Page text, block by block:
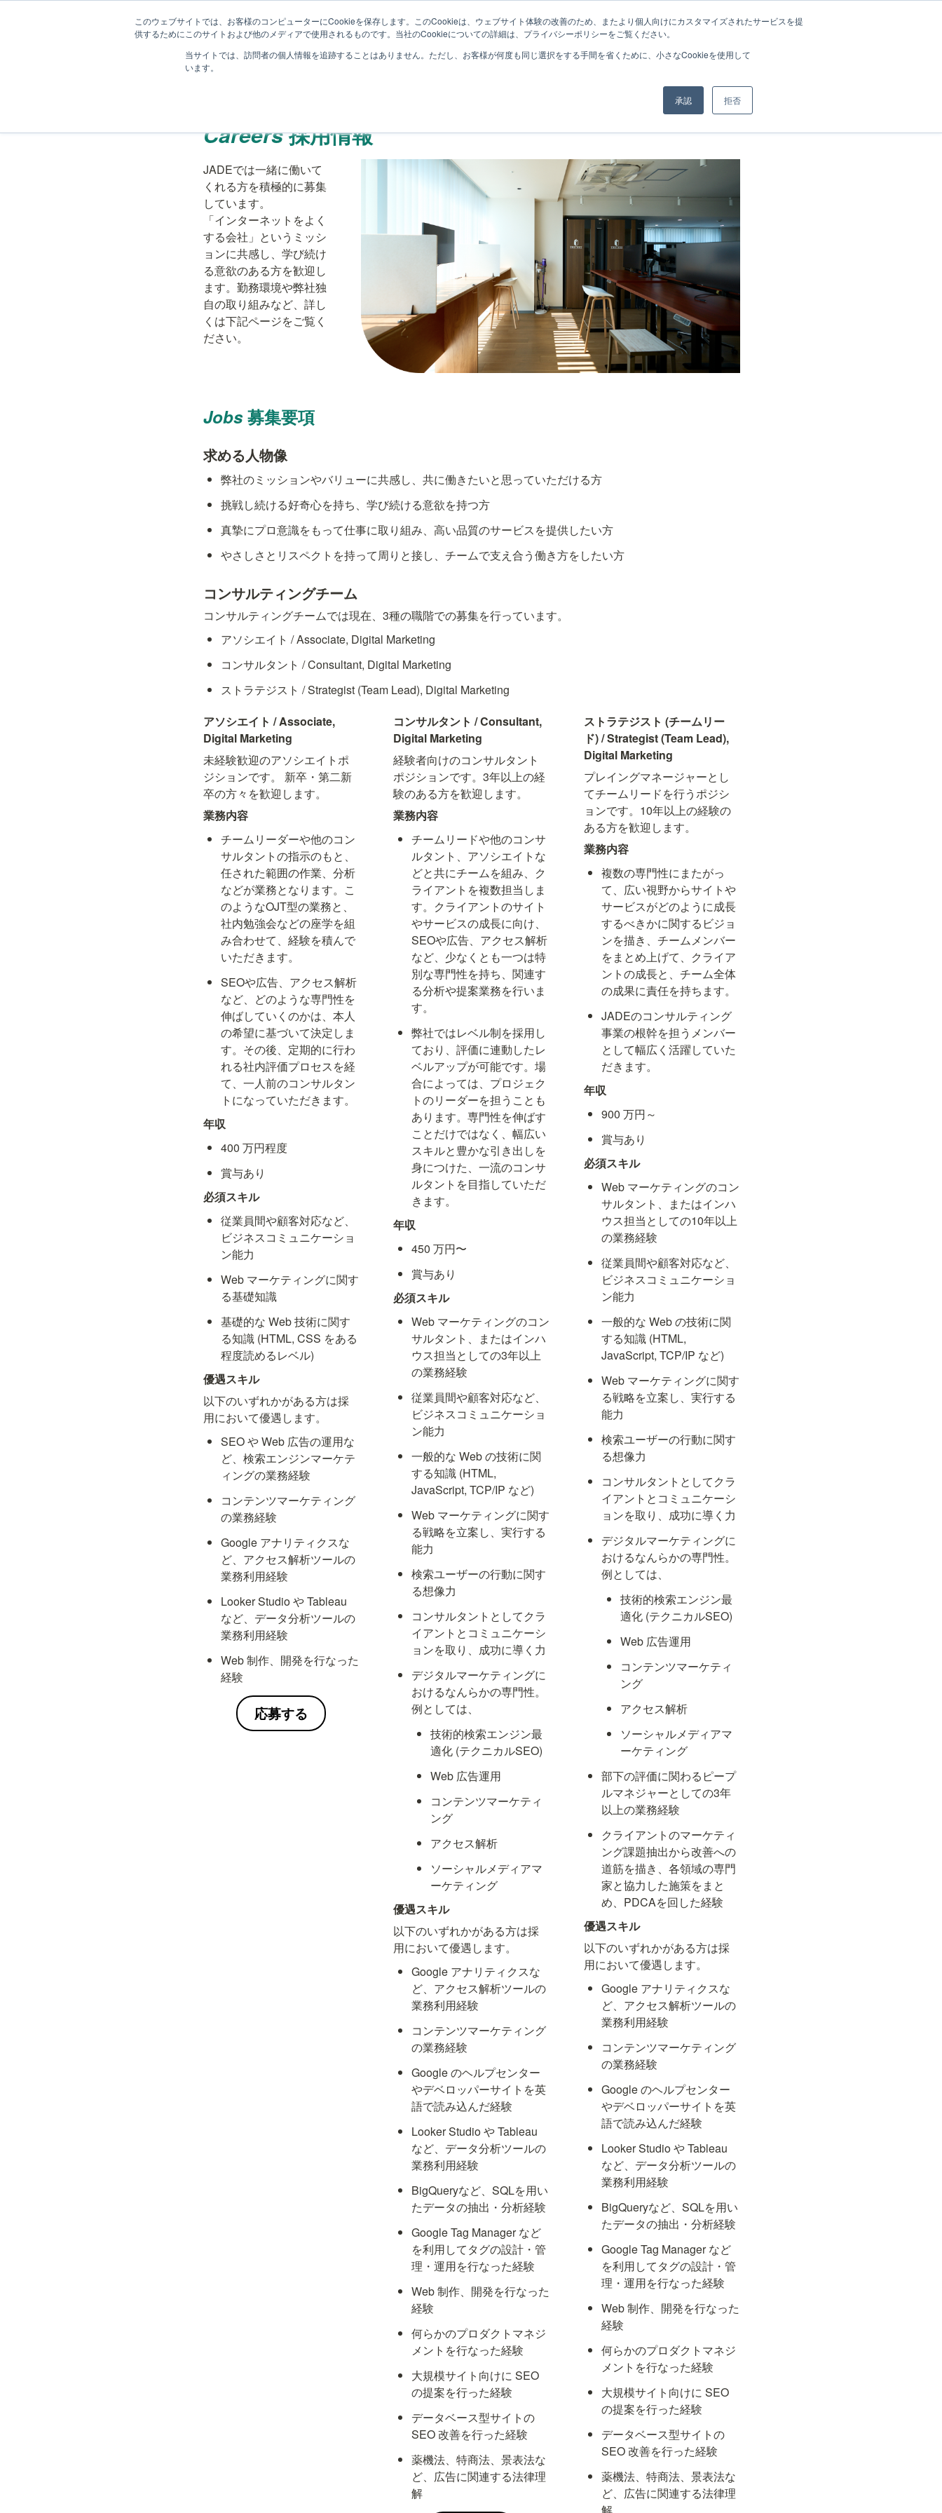
このウェブサイトでは、お客様のコンピューターにCookieを保存します。このCookieは、ウェブサイト体験の改善のため、またより個人向けにカスタマイズされたサービスを提
供するためにこのサイトおよび他のメディアで使用されるものです。当社のCookieについての詳細は、プライバシーポリシーをご覧ください。
当サイトでは、訪問者の個人情報を追跡することはありません。ただし、お客様が何度も同じ選択をする手間を省くために、小さなCookieを使用して
います。
承認 拒否
会社概要 サービス 事例紹介 チーム 採用情報 ナレッジ ニュース
採用情報
Careers 採用情報
JADEでは一緒に働いて
くれる方を積極的に募集
しています。
「インターネットをよく
する会社」というミッシ
ョンに共感し、学び続け
る意欲のある方を歓迎し
ます。勤務環境や弊社独
自の取り組みなど、詳し
くは下記ページをご覧く
ださい。
Jobs 募集要項
求める人物像
弊社のミッションやバリューに共感し、共に働きたいと思っていただける方
挑戦し続ける好奇心を持ち、学び続ける意欲を持つ方
真摯にプロ意識をもって仕事に取り組み、高い品質のサービスを提供したい方
やさしさとリスペクトを持って周りと接し、チームで支え合う働き方をしたい方
コンサルティングチーム
コンサルティングチームでは現在、3種の職階での募集を行っています。
アソシエイト / Associate, Digital Marketing
コンサルタント / Consultant, Digital Marketing
ストラテジスト / Strategist (Team Lead), Digital Marketing
アソシエイト / Associate,
Digital Marketing
未経験歓迎のアソシエイトポ
ジションです。 新卒・第二新
卒の方々を歓迎します。
業務内容
チームリーダーや他のコン
サルタントの指示のもと、
任された範囲の作業、分析
などが業務となります。こ
のようなOJT型の業務と、
社内勉強会などの座学を組
み合わせて、経験を積んで
いただきます。
SEOや広告、アクセス解析
など、どのような専門性を
伸ばしていくのかは、本人
の希望に基づいて決定しま
す。その後、定期的に行わ
れる社内評価プロセスを経
て、一人前のコンサルタン
トになっていただきます。
年収
400 万円程度
賞与あり
必須スキル
従業員間や顧客対応など、
ビジネスコミュニケーショ
ン能力
Web マーケティングに関す
る基礎知識
基礎的な Web 技術に関す
る知識 (HTML, CSS をある
程度読めるレベル)
優遇スキル
以下のいずれかがある方は採
用において優遇します。
SEO や Web 広告の運用な
ど、検索エンジンマーケテ
ィングの業務経験
コンテンツマーケティング
の業務経験
Google アナリティクスな
ど、アクセス解析ツールの
業務利用経験
Looker Studio や Tableau
など、データ分析ツールの
業務利用経験
Web 制作、開発を行なった
経験
応募する
コンサルタント / Consultant,
Digital Marketing
経験者向けのコンサルタント
ポジションです。3年以上の経
験のある方を歓迎します。
業務内容
チームリードや他のコンサ
ルタント、アソシエイトな
どと共にチームを組み、ク
ライアントを複数担当しま
す。クライアントのサイト
やサービスの成長に向け、
SEOや広告、アクセス解析
など、少なくとも一つは特
別な専門性を持ち、関連す
る分析や提案業務を行いま
す。
弊社ではレベル制を採用し
ており、評価に連動したレ
ベルアップが可能です。場
合によっては、プロジェク
トのリーダーを担うことも
あります。専門性を伸ばす
ことだけではなく、幅広い
スキルと豊かな引き出しを
身につけた、一流のコンサ
ルタントを目指していただ
きます。
年収
450 万円〜
賞与あり
必須スキル
Web マーケティングのコン
サルタント、またはインハ
ウス担当としての3年以上
の業務経験
従業員間や顧客対応など、
ビジネスコミュニケーショ
ン能力
一般的な Web の技術に関
する知識 (HTML,
JavaScript, TCP/IP など)
Web マーケティングに関す
る戦略を立案し、実行する
能力
検索ユーザーの行動に関す
る想像力
コンサルタントとしてクラ
イアントとコミュニケーシ
ョンを取り、成功に導く力
デジタルマーケティングに
おけるなんらかの専門性。
例としては、
技術的検索エンジン最
適化 (テクニカルSEO)
Web 広告運用
コンテンツマーケティ
ング
アクセス解析
ソーシャルメディアマ
ーケティング
優遇スキル
以下のいずれかがある方は採
用において優遇します。
Google アナリティクスな
ど、アクセス解析ツールの
業務利用経験
コンテンツマーケティング
の業務経験
Google のヘルプセンター
やデベロッパーサイトを英
語で読み込んだ経験
Looker Studio や Tableau
など、データ分析ツールの
業務利用経験
BigQueryなど、SQLを用い
たデータの抽出・分析経験
Google Tag Manager など
を利用してタグの設計・管
理・運用を行なった経験
Web 制作、開発を行なった
経験
何らかのプロダクトマネジ
メントを行なった経験
大規模サイト向けに SEO
の提案を行った経験
データベース型サイトの
SEO 改善を行った経験
薬機法、特商法、景表法な
ど、広告に関連する法律理
解
ストラテジスト (チームリー
ド) / Strategist (Team Lead),
Digital Marketing
プレイングマネージャーとし
てチームリードを行うポジシ
ョンです。10年以上の経験の
ある方を歓迎します。
業務内容
複数の専門性にまたがっ
て、広い視野からサイトや
サービスがどのように成長
するべきかに関するビジョ
ンを描き、チームメンバー
をまとめ上げて、クライア
ントの成長と、チーム全体
の成果に責任を持ちます。
JADEのコンサルティング
事業の根幹を担うメンバー
として幅広く活躍していた
だきます。
年収
900 万円～
賞与あり
必須スキル
Web マーケティングのコン
サルタント、またはインハ
ウス担当としての10年以上
の業務経験
従業員間や顧客対応など、
ビジネスコミュニケーショ
ン能力
一般的な Web の技術に関
する知識 (HTML,
JavaScript, TCP/IP など)
Web マーケティングに関す
る戦略を立案し、実行する
能力
検索ユーザーの行動に関す
る想像力
コンサルタントとしてクラ
イアントとコミュニケーシ
ョンを取り、成功に導く力
デジタルマーケティングに
おけるなんらかの専門性。
例としては、
技術的検索エンジン最
適化 (テクニカルSEO)
Web 広告運用
コンテンツマーケティ
ング
アクセス解析
ソーシャルメディアマ
ーケティング
部下の評価に関わるピープ
ルマネジャーとしての3年
以上の業務経験
クライアントのマーケティ
ング課題抽出から改善への
道筋を描き、各領域の専門
家と協力した施策をまと
め、PDCAを回した経験
優遇スキル
以下のいずれかがある方は採
用において優遇します。
Google アナリティクスな
ど、アクセス解析ツールの
業務利用経験
コンテンツマーケティング
の業務経験
Google のヘルプセンター
やデベロッパーサイトを英
語で読み込んだ経験
Looker Studio や Tableau
など、データ分析ツールの
業務利用経験
BigQueryなど、SQLを用い
たデータの抽出・分析経験
Google Tag Manager など
を利用してタグの設計・管
理・運用を行なった経験
Web 制作、開発を行なった
経験
何らかのプロダクトマネジ
メントを行なった経験
大規模サイト向けに SEO
の提案を行った経験
データベース型サイトの
SEO 改善を行った経験
薬機法、特商法、景表法な
ど、広告に関連する法律理